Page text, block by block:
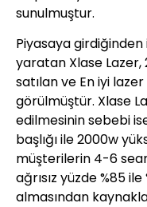
sunulmuştur.
Piyasaya
yaratan Xlase Lazer,
satılan ve En iyi lazer
görülmüştür. Xlase
edilmesinin sebebi
başlığı ile 2000w
müşterilerin 4-6
ağrısız yüzde %85
almasından